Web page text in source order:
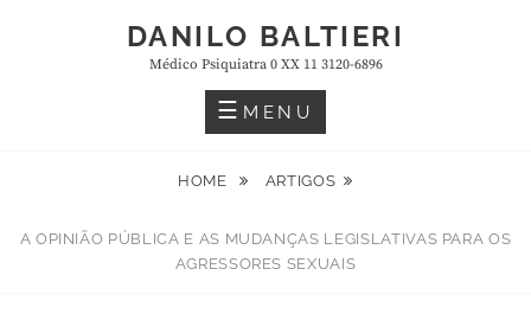
DANILO BALTIERI
Médico Psiquiatra 0 XX 11 3120-6896
MENU
HOME ARTIGOS
A OPINIÃO PÚBLICA E AS MUDANÇAS LEGISLATIVAS PARA OS
AGRESSORES SEXUAIS